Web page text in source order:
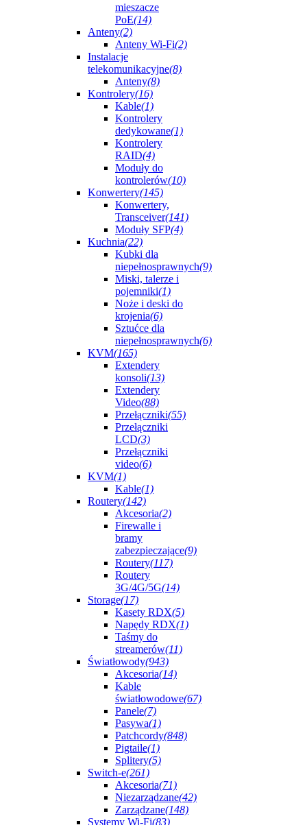
mieszacze
PoE(14)
Anteny(2)
Anteny Wi-Fi(2)
Instalacje
telekomunikacyjne(8)
Anteny(8)
Kontrolery(16)
Kable(1)
Kontrolery
dedykowane(1)
Kontrolery
RAID(4)
Moduły do
kontrolerów(10)
Konwertery(145)
Konwertery,
Transceiver(141)
Moduły SFP(4)
Kuchnia(22)
Kubki dla
niepełnosprawnych(9)
Miski, talerze i
pojemniki(1)
Noże i deski do
krojenia(6)
Sztućce dla
niepełnosprawnych(6)
KVM(165)
Extendery
konsoli(13)
Extendery
Video(88)
Przełączniki(55)
Przełączniki
LCD(3)
Przełączniki
video(6)
KVM(1)
Kable(1)
Routery(142)
Akcesoria(2)
Firewalle i
bramy
zabezpieczające(9)
Routery(117)
Routery
3G/4G/5G(14)
Storage(17)
Kasety RDX(5)
Napędy RDX(1)
Taśmy do
streamerów(11)
Światłowody(943)
Akcesoria(14)
Kable
światłowodowe(67)
Panele(7)
Pasywa(1)
Patchcordy(848)
Pigtaile(1)
Splitery(5)
Switch-e(261)
Akcesoria(71)
Niezarządzane(42)
Zarządzane(148)
Systemy Wi-Fi(83)